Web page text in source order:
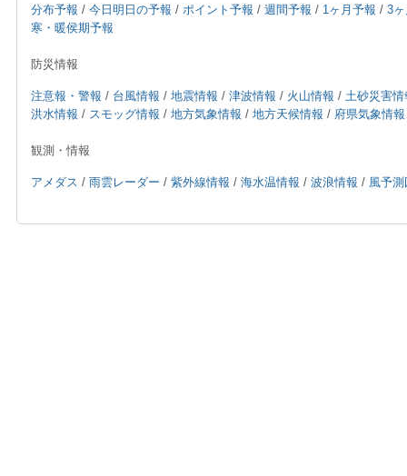
分布予報 / 今日明日の予報 / ポイント予報 / 週間予報 / 1ヶ月予報 / 3
寒・暖侯期予報
防災情報
注意報・警報 / 台風情報 / 地震情報 / 津波情報 / 火山情報 / 土砂災害情
洪水情報 / スモッグ情報 / 地方気象情報 / 地方天候情報 / 府県気象情報
観測・情報
アメダス / 雨雲レーダー / 紫外線情報 / 海水温情報 / 波浪情報 / 風予測